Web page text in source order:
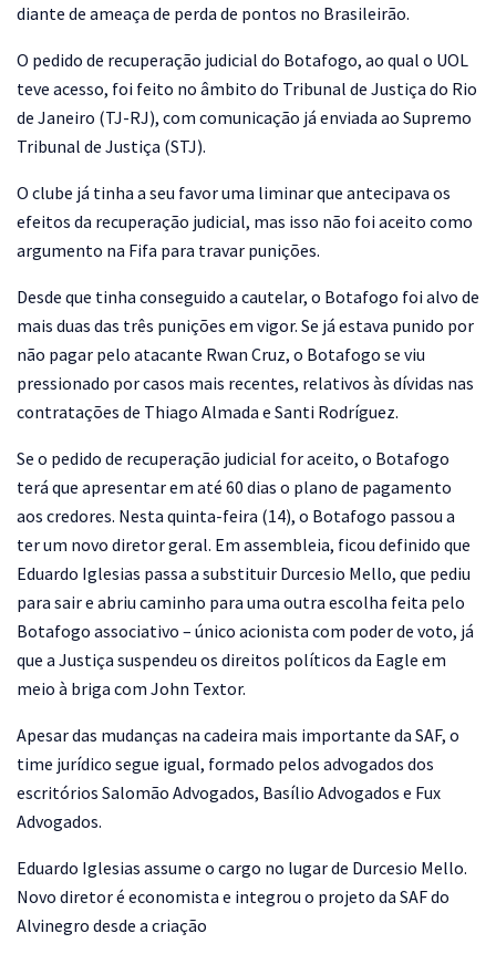
diante de ameaça de perda de pontos no Brasileirão.
O pedido de recuperação judicial do Botafogo, ao qual o UOL
teve acesso, foi feito no âmbito do Tribunal de Justiça do Rio
de Janeiro (TJ-RJ), com comunicação já enviada ao Supremo
Tribunal de Justiça (STJ).
O clube já tinha a seu favor uma liminar que antecipava os
efeitos da recuperação judicial, mas isso não foi aceito como
argumento na Fifa para travar punições.
Desde que tinha conseguido a cautelar, o Botafogo foi alvo de
mais duas das três punições em vigor. Se já estava punido por
não pagar pelo atacante Rwan Cruz, o Botafogo se viu
pressionado por casos mais recentes, relativos às dívidas nas
contratações de Thiago Almada e Santi Rodríguez.
Se o pedido de recuperação judicial for aceito, o Botafogo
terá que apresentar em até 60 dias o plano de pagamento
aos credores. Nesta quinta-feira (14), o Botafogo passou a
ter um novo diretor geral. Em assembleia, ficou definido que
Eduardo Iglesias passa a substituir Durcesio Mello, que pediu
para sair e abriu caminho para uma outra escolha feita pelo
Botafogo associativo – único acionista com poder de voto, já
que a Justiça suspendeu os direitos políticos da Eagle em
meio à briga com John Textor.
Apesar das mudanças na cadeira mais importante da SAF, o
time jurídico segue igual, formado pelos advogados dos
escritórios Salomão Advogados, Basílio Advogados e Fux
Advogados.
Eduardo Iglesias assume o cargo no lugar de Durcesio Mello.
Novo diretor é economista e integrou o projeto da SAF do
Alvinegro desde a criação